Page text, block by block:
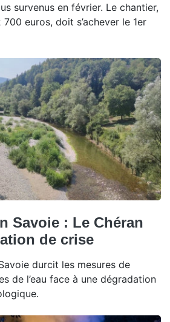
survenus en février. Le chantier,
700 euros, doit s’achever le 1er
Savoie : Le Chéran
de crise
durcit les mesures de
de l’eau face à une dégradation